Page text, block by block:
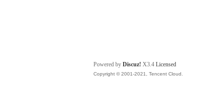
Powered by Discuz! X3.4 Licensed
Copyright © 2001-2021, Tencent Cloud.